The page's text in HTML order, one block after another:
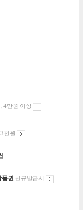
4만원 이상
천원
품권 신규발급시